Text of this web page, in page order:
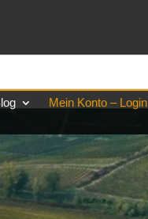
Mein Konto – Login